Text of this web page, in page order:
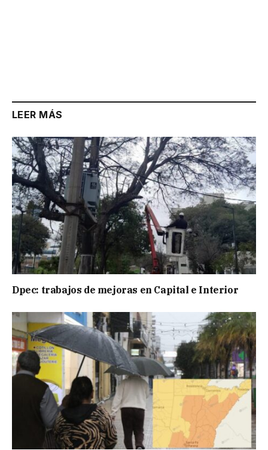
LEER MÁS
Dpec: trabajos de mejoras en Capital e Interior